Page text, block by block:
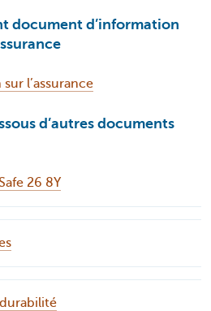
document d’information
l’assurance
d’autres documents
26 8Y